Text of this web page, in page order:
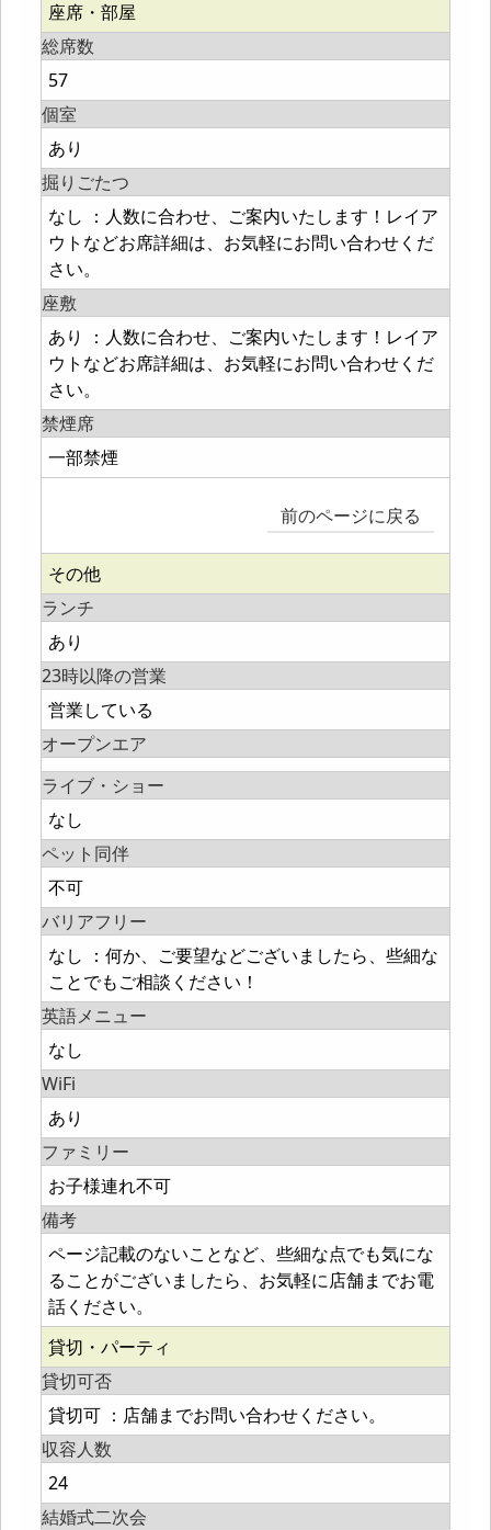
座席・部屋
総席数
57
個室
あり
掘りごたつ
なし ：人数に合わせ、ご案内いたします！レイア
ウトなどお席詳細は、お気軽にお問い合わせくだ
さい。
座敷
あり ：人数に合わせ、ご案内いたします！レイア
ウトなどお席詳細は、お気軽にお問い合わせくだ
さい。
禁煙席
一部禁煙
前のページに戻る
その他
ランチ
あり
23時以降の営業
営業している
オープンエア
ライブ・ショー
なし
ペット同伴
不可
バリアフリー
なし ：何か、ご要望などございましたら、些細な
ことでもご相談ください！
英語メニュー
なし
WiFi
あり
ファミリー
お子様連れ不可
備考
ページ記載のないことなど、些細な点でも気にな
ることがございましたら、お気軽に店舗までお電
話ください。
貸切・パーティ
貸切可否
貸切可 ：店舗までお問い合わせください。
収容人数
24
結婚式二次会